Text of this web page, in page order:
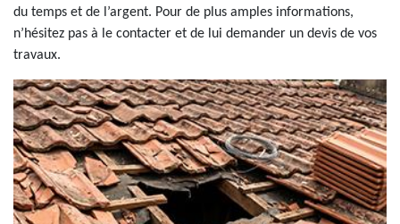
du temps et de l’argent. Pour de plus amples informations,
n’hésitez pas à le contacter et de lui demander un devis de vos
travaux.